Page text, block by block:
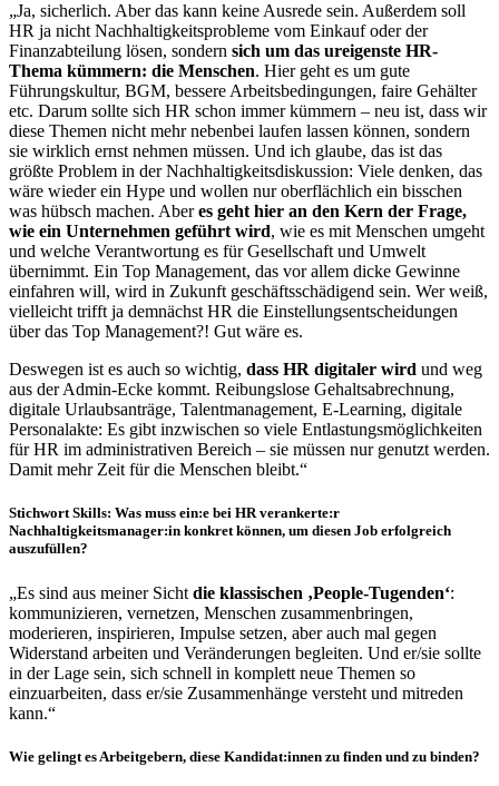
„Ja, sicherlich. Aber das kann keine Ausrede sein. Außerdem soll
HR ja nicht Nachhaltigkeitsprobleme vom Einkauf oder der
Finanzabteilung lösen, sondern sich um das ureigenste HR-
Thema kümmern: die Menschen. Hier geht es um gute
Führungskultur, BGM, bessere Arbeitsbedingungen, faire Gehälter
etc. Darum sollte sich HR schon immer kümmern – neu ist, dass wir
diese Themen nicht mehr nebenbei laufen lassen können, sondern
sie wirklich ernst nehmen müssen. Und ich glaube, das ist das
größte Problem in der Nachhaltigkeitsdiskussion: Viele denken, das
wäre wieder ein Hype und wollen nur oberflächlich ein bisschen
was hübsch machen. Aberes geht hier an den Kern der Frage,
wie ein Unternehmen geführt wird, wie es mit Menschen umgeht
und welche Verantwortung es für Gesellschaft und Umwelt
übernimmt. Ein Top Management, das vor allem dicke Gewinne
einfahren will, wird in Zukunft geschäftsschädigend sein. Wer weiß,
vielleicht trifft ja demnächst HR die Einstellungsentscheidungen
über das Top Management?! Gut wäre es.
Deswegen ist es auch so wichtig, dass HR digitaler wird und weg
aus der Admin-Ecke kommt. Reibungslose Gehaltsabrechnung,
digitale Urlaubsanträge, Talentmanagement, E-Learning, digitale
Personalakte: Es gibt inzwischen so viele Entlastungsmöglichkeiten
für HR im administrativen Bereich – sie müssen nur genutzt werden.
Damit mehr Zeit für die Menschen bleibt.“
Stichwort Skills: Was muss ein:e bei HR verankerte:r
Nachhaltigkeitsmanager:in konkret können, um diesen Job erfolgreich
auszufüllen?
„Es sind aus meiner Sicht die klassischen ‚People-Tugenden‘:
kommunizieren, vernetzen, Menschen zusammenbringen,
moderieren, inspirieren, Impulse setzen, aber auch mal gegen
Widerstand arbeiten und Veränderungen begleiten. Und er/sie sollte
in der Lage sein, sich schnell in komplett neue Themen so
einzuarbeiten, dass er/sie Zusammenhänge versteht und mitreden
kann.“
Wie gelingt es Arbeitgebern, diese Kandidat:innen zu finden und zu binden?